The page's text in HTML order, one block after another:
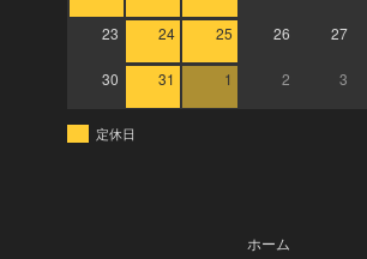
23 24 25 26 27
30 31 1 2 3
定休日
ホーム